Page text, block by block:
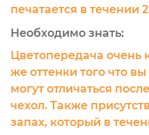
печатается в течении
Необходимо знать:
Цветопередача очень
же оттенки того что
могут отличаться
чехол. Также
запах, который в